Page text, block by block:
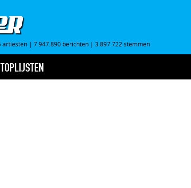
artiesten | 7.947.890 berichten | 3.897.722 stemmen
TOPLIJSTEN